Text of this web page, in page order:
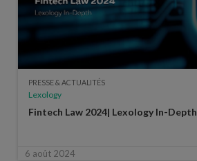
PRESSE & ACTUALITÉS
Lexology
Fintech Law 2024| Lexology In-Depth
6 août 2024